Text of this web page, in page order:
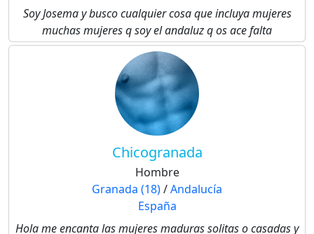
Soy Josema y busco cualquier cosa que incluya mujeres
muchas mujeres q soy el andaluz q os ace falta
Chicogranada
Hombre
Granada (18)/Andalucía
España
Hola me encanta las mujeres maduras solitas o casadas y